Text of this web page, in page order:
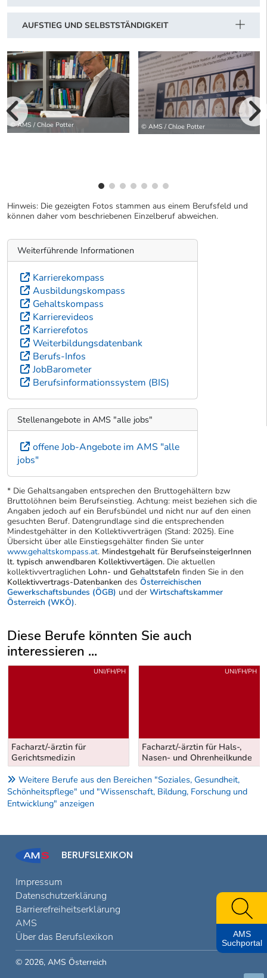
AUFSTIEG UND SELBSTSTÄNDIGKEIT
© AMS / Chloe Potter © AMS / Chloe Potter
Hinweis: Die gezeigten Fotos stammen aus einem Berufsfeld und
können daher vom beschriebenen Einzelberuf abweichen.
Weiterführende Informationen
Karrierekompass
Ausbildungskompass
Gehaltskompass
Karrierevideos
Karrierefotos
Weiterbildungsdatenbank
Berufs-Infos
JobBarometer
Berufsinformationssystem (BIS)
Stellenangebote in AMS "alle jobs"
offene Job-Angebote im AMS "alle
jobs"
* Die Gehaltsangaben entsprechen den Bruttogehältern bzw
Bruttolöhnen beim Berufseinstieg. Achtung: meist beziehen sich die
Angaben jedoch auf ein Berufsbündel und nicht nur auf den einen
gesuchten Beruf. Datengrundlage sind die entsprechenden
Mindestgehälter in den Kollektivverträgen (Stand: 2025). Eine
Übersicht über alle Einstiegsgehälter finden Sie unter
www.gehaltskompass.at. Mindestgehalt für BerufseinsteigerInnen
lt. typisch anwendbaren Kollektivvertägen. Die aktuellen
kollektivvertraglichen Lohn- und Gehaltstafeln finden Sie in den
Kollektivvertrags-Datenbanken des Österreichischen
Gewerkschaftsbundes (ÖGB) und der Wirtschaftskammer
Österreich (WKÖ).
Diese Berufe könnten Sie auch
interessieren ...
Uber weitere Berufsvorschläge
Facharzt/-ärztin für
Gerichtsmedizin
UNI/FH/PH
Facharzt/-ärztin für Hals-,
Nasen- und Ohrenheilkunde
UNI/FH/PH
Weitere Berufe aus den Bereichen "Soziales, Gesundheit,
Schönheitspflege" und "Wissenschaft, Bildung, Forschung und
Entwicklung" anzeigen
BERUFSLEXIKON
Impressum
Datenschutzerklärung
Barrierefreiheitserklärung
AMS
Über das Berufslexikon
© 2026, AMS Österreich
AMS
Suchportal